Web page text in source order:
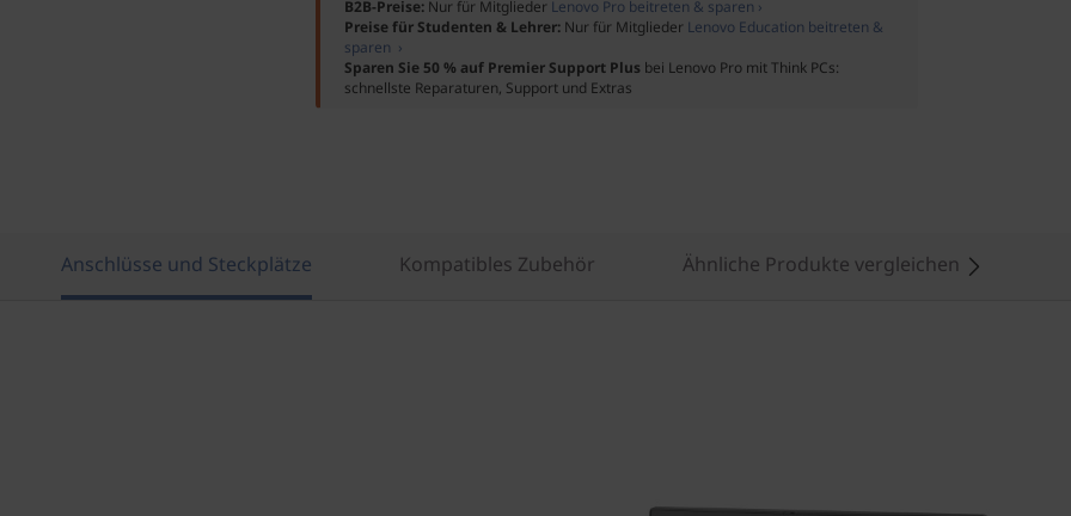
B2B-Preise: Nur für Mitglieder Lenovo Pro beitreten & sparen ›
Preise für Studenten & Lehrer: Nur für Mitglieder Lenovo Education beitreten &
sparen ›
Sparen Sie 50 % auf Premier Support Plus bei Lenovo Pro mit Think PCs:
schnellste Reparaturen, Support und Extras
Anschlüsse und Steckplätze Kompatibles Zubehör Ähnliche Produkte vergleichen